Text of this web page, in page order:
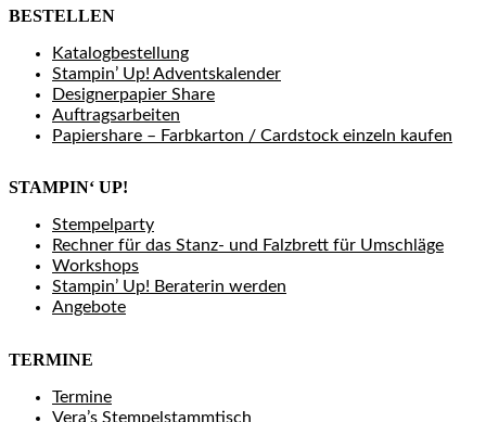
BESTELLEN
Katalogbestellung
Stampin’ Up! Adventskalender
Designerpapier Share
Auftragsarbeiten
Papiershare – Farbkarton / Cardstock einzeln kaufen
STAMPIN‘ UP!
Stempelparty
Rechner für das Stanz- und Falzbrett für Umschläge
Workshops
Stampin’ Up! Beraterin werden
Angebote
TERMINE
Termine
Vera’s Stempelstammtisch